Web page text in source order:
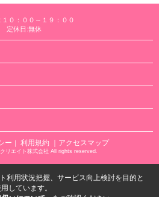
０：００～１９：００
定休日:無休
ー 利用規約 ｜アクセスマップ
リエイト株式会社 All rights reserved.
利用状況把握、サービス向上検討を目的と
しています。